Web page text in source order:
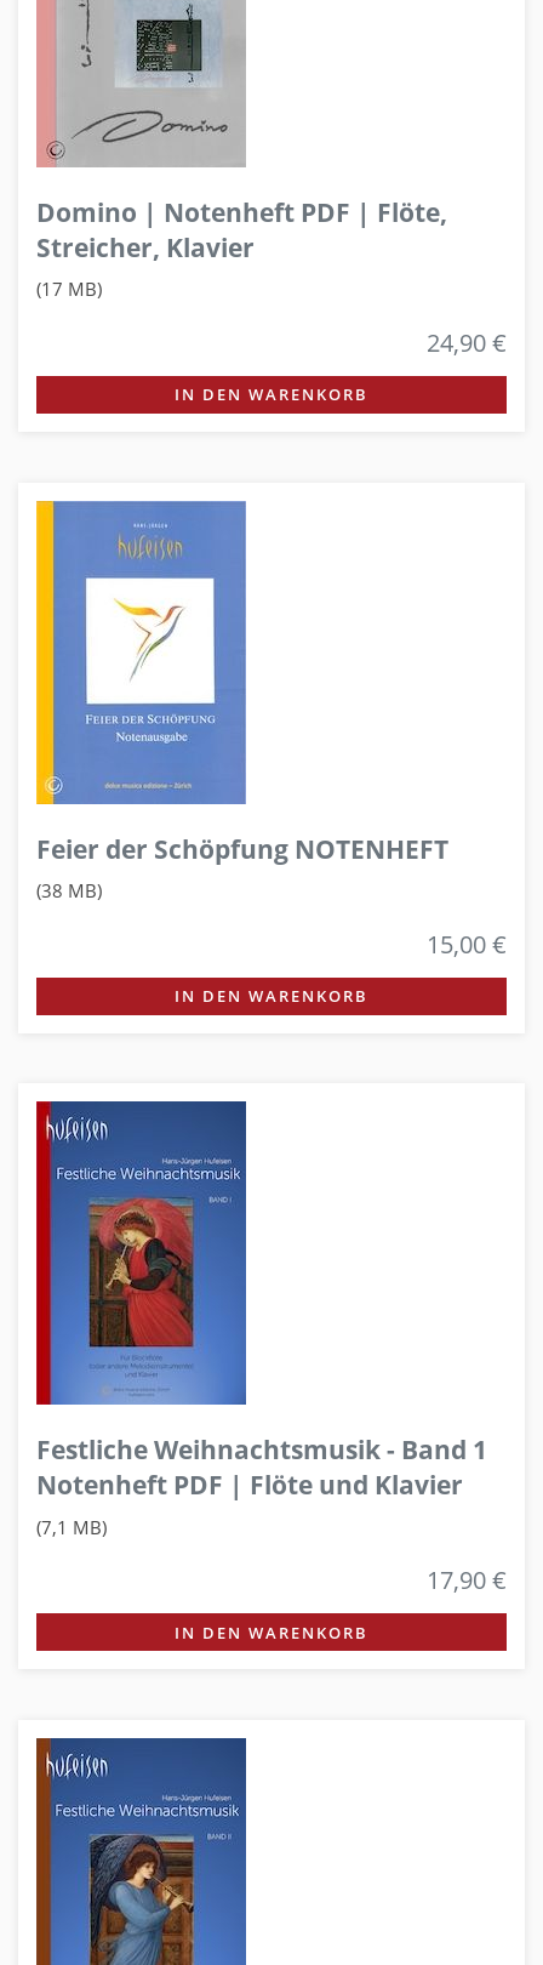
Domino | Notenheft PDF | Flöte,
Streicher, Klavier
(17 MB)
24,90 €
IN DEN WARENKORB
Feier der Schöpfung NOTENHEFT
(38 MB)
15,00 €
IN DEN WARENKORB
Festliche Weihnachtsmusik - Band 1
Notenheft PDF | Flöte und Klavier
(7,1 MB)
17,90 €
IN DEN WARENKORB